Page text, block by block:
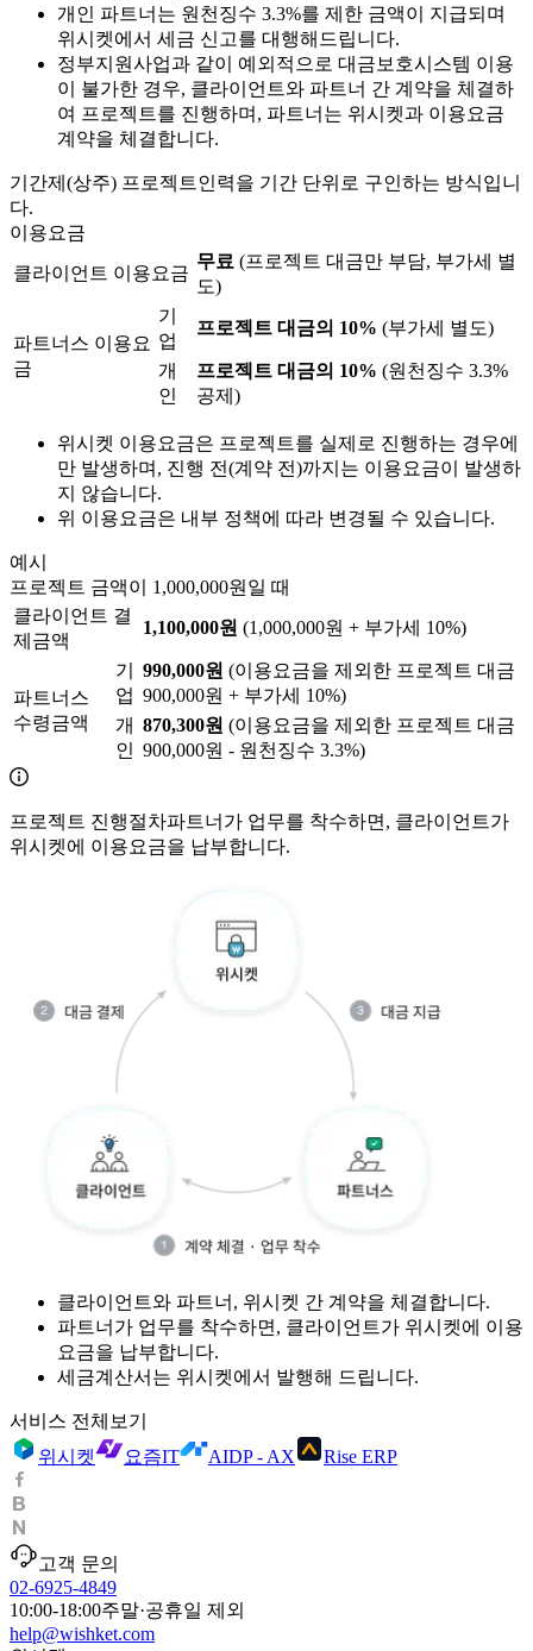
개인 파트너는 원천징수 3.3%를 제한 금액이 지급되며
위시켓에서 세금 신고를 대행해드립니다.
정부지원사업과 같이 예외적으로 대금보호시스템 이용
이 불가한 경우, 클라이언트와 파트너 간 계약을 체결하
여 프로젝트를 진행하며, 파트너는 위시켓과 이용요금
계약을 체결합니다.
기간제(상주) 프로젝트인력을 기간 단위로 구인하는 방식입니
다.
이용요금
클라이언트 이용요금
무료 (프로젝트 대금만 부담, 부가세 별
도)
파트너스 이용요
금
기
업
프로젝트 대금의 10% (부가세 별도)
개
인
프로젝트 대금의 10% (원천징수 3.3%
공제)
위시켓 이용요금은 프로젝트를 실제로 진행하는 경우에
만 발생하며, 진행 전(계약 전)까지는 이용요금이 발생하
지 않습니다.
위 이용요금은 내부 정책에 따라 변경될 수 있습니다.
예시
프로젝트 금액이 1,000,000원일 때
클라이언트 결
제금액
1,100,000원 (1,000,000원 + 부가세 10%)
파트너스
수령금액
기
업
990,000원 (이용요금을 제외한 프로젝트 대금
900,000원 + 부가세 10%)
개
인
870,300원 (이용요금을 제외한 프로젝트 대금
900,000원 - 원천징수 3.3%)
프로젝트 진행절차파트너가 업무를 착수하면, 클라이언트가
위시켓에 이용요금을 납부합니다.
클라이언트와 파트너, 위시켓 간 계약을 체결합니다.
파트너가 업무를 착수하면, 클라이언트가 위시켓에 이용
요금을 납부합니다.
세금계산서는 위시켓에서 발행해 드립니다.
서비스 전체보기
위시켓
요즘IT AIDP - AX Rise ERP
고객 문의
02-6925-4849
10:00-18:00주말·공휴일 제외
help@wishket.com